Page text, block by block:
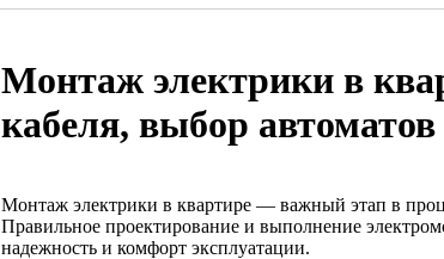
Монтаж электрики в
кабеля, выбор
Монтаж электрики в квартире — важный этап в
Правильное проектирование и выполнение
надежность и комфорт эксплуатации.